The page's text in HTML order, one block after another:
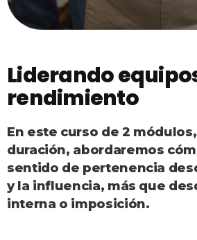
Liderando
rendimiento
En este curso de 2
duración, abordaremos
sentido de pertenencia
y la influencia, más que
interna o imposición.